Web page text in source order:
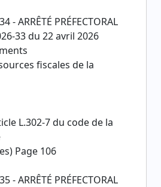
- ARRÊTÉ PRÉFECTORAL
33 du 22 avril 2026
fiscales de la
L.302-7 du code de la
Page 106
- ARRÊTÉ PRÉFECTORAL